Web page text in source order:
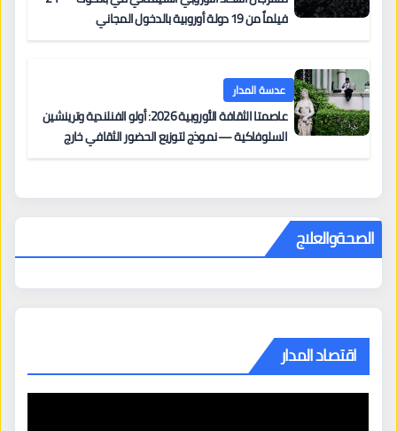
فيلماً من 19 دولة أوروبية بالدخول المجاني
عدسة المدار
عاصمتا الثقافة الأوروبية 2026: أولو الفنلندية وترينشين
السلوفاكية — نموذج لتوزيع الحضور الثقافي خارج
الصحةوالعلاج
اقتصاد المدار